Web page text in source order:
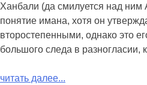
Ханбали (да смилуется над ним
понятие имана, хотя он
второстепенными, однако это
большого следа в разногласии,
читать далее...